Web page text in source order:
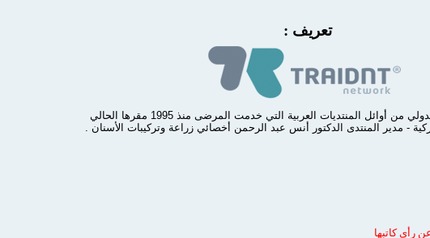
تعريف :
منتدى مركز أسنانك الدولي من أوائل المنتديات العربية التي خدمت المرضى منذ 1995 مقرها الحالي
- مدير المنتدى الدكتور أنس عبد الرحمن أخصائي زراعة وتركيبات الأسنان .
رأي كاتبها